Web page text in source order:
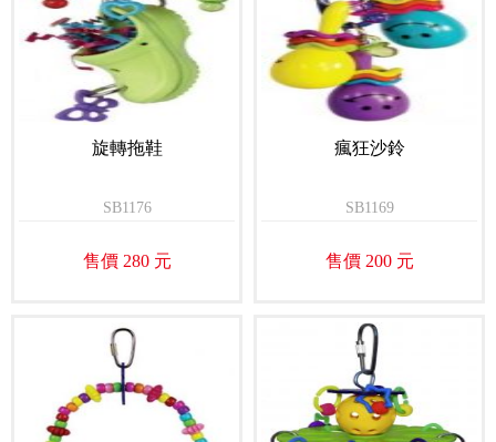
旋轉拖鞋
SB1176
售價 280 元
瘋狂沙鈴
SB1169
售價 200 元